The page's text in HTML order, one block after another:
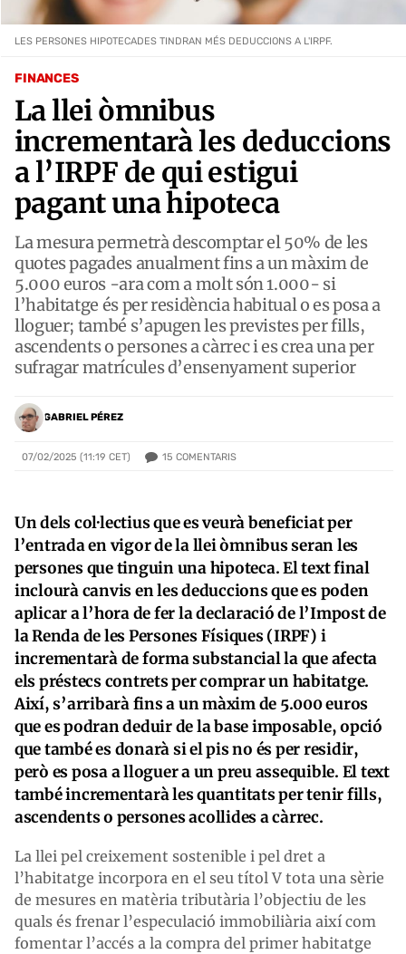
FINANCES
La llei òmnibus
incrementarà les deduccions
a l’IRPF de qui estigui
pagant una hipoteca
La mesura permetrà descomptar el 50% de les
quotes pagades anualment fins a un màxim de
5.000 euros -ara com a molt són 1.000- si
l’habitatge és per residència habitual o es posa a
lloguer; també s’apugen les previstes per fills,
ascendents o persones a càrrec i es crea una per
sufragar matrícules d’ensenyament superior
GABRIEL PÉREZ
07/02/2025 (11:19 CET) 15 COMENTARIS
LES PERSONES HIPOTECADES TINDRAN MÉS DEDUCCIONS A L'IRPF.
Un dels col·lectius que es veurà beneficiat per
l’entrada en vigor de la llei òmnibus seran les
persones que tinguin una hipoteca. El text final
inclourà canvis en les deduccions que es poden
aplicar a l’hora de fer la declaració de l’Impost de
la Renda de les Persones Físiques (IRPF) i
incrementarà de forma substancial la que afecta
els préstecs contrets per comprar un habitatge.
Així, s’arribarà fins a un màxim de 5.000 euros
que es podran deduir de la base imposable, opció
que també es donarà si el pis no és per residir,
però es posa a lloguer a un preu assequible. El text
també incrementarà les quantitats per tenir fills,
ascendents o persones acollides a càrrec.
La llei pel creixement sostenible i pel dret a
l’habitatge incorpora en el seu títol V tota una sèrie
de mesures en matèria tributària l’objectiu de les
quals és frenar l’especulació immobiliària així com
fomentar l’accés a la compra del primer habitatge